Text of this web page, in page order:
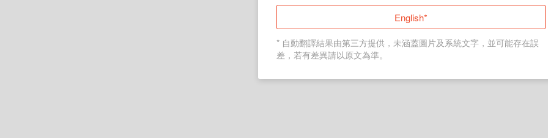
English*
* 自動翻譯結果由第三方提供，未涵蓋圖片及系統文字，並可能存在誤
差，若有差異請以原文為準。